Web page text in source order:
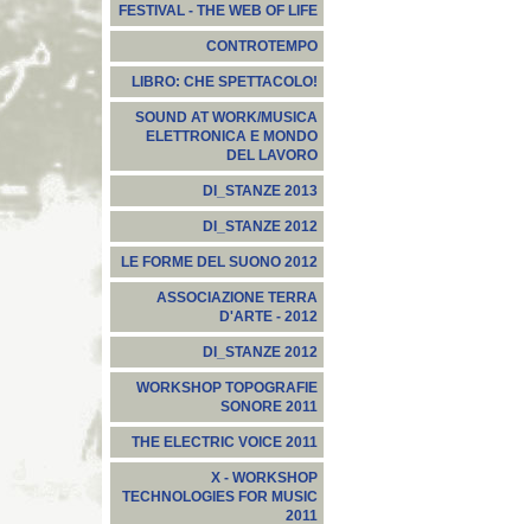
FESTIVAL - THE WEB OF LIFE
CONTROTEMPO
LIBRO: CHE SPETTACOLO!
SOUND AT WORK/MUSICA
ELETTRONICA E MONDO
DEL LAVORO
DI_STANZE 2013
DI_STANZE 2012
LE FORME DEL SUONO 2012
ASSOCIAZIONE TERRA
D'ARTE - 2012
DI_STANZE 2012
WORKSHOP TOPOGRAFIE
SONORE 2011
THE ELECTRIC VOICE 2011
X - WORKSHOP
TECHNOLOGIES FOR MUSIC
2011